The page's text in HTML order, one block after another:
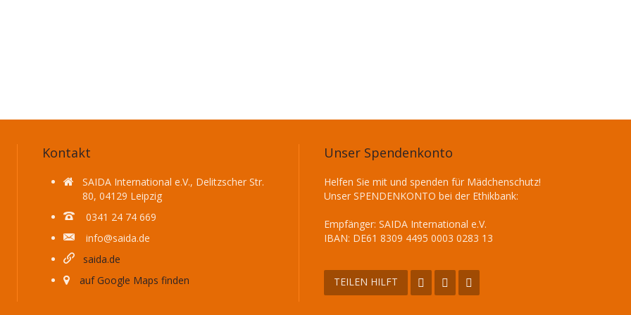
Kontakt
SAIDA International e.V., Delitzscher Str.
80, 04129 Leipzig
0341 24 74 669
info@saida.de
saida.de
auf Google Maps finden
Unser Spendenkonto
Helfen Sie mit und spenden für Mädchenschutz!
Unser SPENDENKONTO bei der Ethikbank:
Empfänger: SAIDA International e.V.
IBAN: DE61 8309 4495 0003 0283 13
TEILEN HILFT